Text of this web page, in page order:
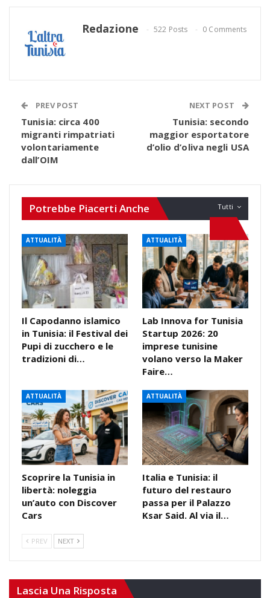
Redazione 522 Posts 0 Comments
PREV POST
Tunisia: circa 400
migranti rimpatriati
volontariamente
dall’OIM
NEXT POST
Tunisia: secondo
maggior esportatore
d’olio d’oliva negli USA
Tutti
Potrebbe Piacerti Anche
ATTUALITÀ
Il Capodanno islamico
in Tunisia: il Festival dei
Pupi di zucchero e le
tradizioni di…
ATTUALITÀ
Lab Innova for Tunisia
Startup 2026: 20
imprese tunisine
volano verso la Maker
Faire…
ATTUALITÀ
Scoprire la Tunisia in
libertà: noleggia
un’auto con Discover
Cars
ATTUALITÀ
Italia e Tunisia: il
futuro del restauro
passa per il Palazzo
Ksar Said. Al via il…
PREV NEXT
Lascia Una Risposta